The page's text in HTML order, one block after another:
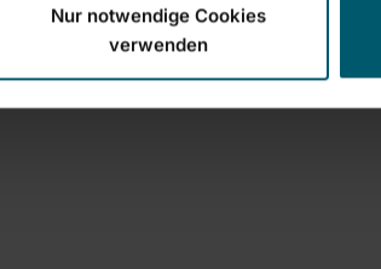
Nur notwendige Cookies
verwenden